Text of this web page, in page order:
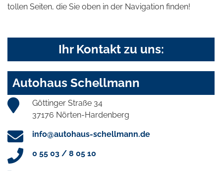
tollen Seiten, die Sie oben in der Navigation finden!
Ihr Kontakt zu uns:
Autohaus Schellmann
Göttinger Straße 34
37176 Nörten-Hardenberg
info@autohaus-schellmann.de
0 55 03 / 8 05 10